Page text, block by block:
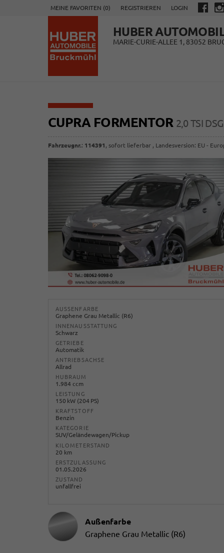
MEINE FAVORITEN (0) REGISTRIEREN LOGIN
HUBER
MARIE-CURIE-ALLEE 1, 83052
CUPRA FORMENTOR 2,0 TSI
Fahrzeugnr.: 114391 , sofort lieferbar , Landesversion: EU -
AUSSENFARBE
Graphene Grau Metallic (R6)
INNENAUSSTATTUNG
Schwarz
GETRIEBE
Automatik
ANTRIEBSACHSE
Allrad
HUBRAUM
1.984 ccm
LEISTUNG
150 kW (204 PS)
KRAFTSTOFF
Benzin
KATEGORIE
SUV/Geländewagen/Pickup
KILOMETERSTAND
20 km
ERSTZULASSUNG
01.05.2026
ZUSTAND
unfallfrei
Außenfarbe
Graphene Grau Metallic (R6)